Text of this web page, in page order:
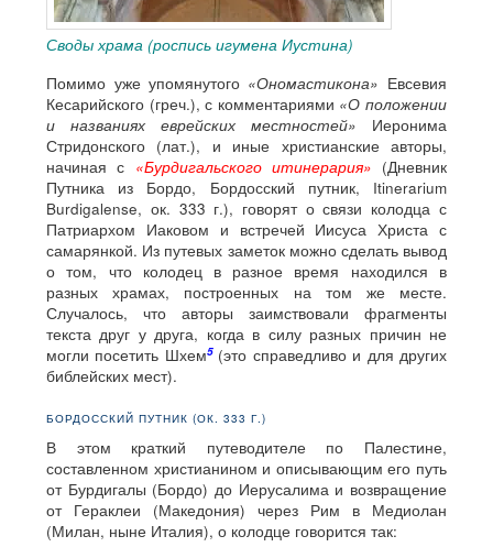
Своды храма (роспись игумена Иустина)
Помимо уже упомянутого «Ономастикона» Евсевия
Кесарийского (греч.), с комментариями «О положении
и названиях еврейских местностей» Иеронима
Стридонского (лат.), и иные христианские авторы,
начиная с «Бурдигальского итинерария» (Дневник
Путника из Бордо, Бордосский путник, Itinerarium
Burdigalense, ок. 333 г.), говорят о связи колодца с
Патриархом Иаковом и встречей Иисуса Христа с
самарянкой. Из путевых заметок можно сделать вывод
о том, что колодец в разное время находился в
разных храмах, построенных на том же месте.
Случалось, что авторы заимствовали фрагменты
текста друг у друга, когда в силу разных причин не
могли посетить Шхем5 (это справедливо и для других
библейских мест).
БОРДОССКИЙ ПУТНИК (ОК. 333 Г.)
В этом краткий путеводителе по Палестине,
составленном христианином и описывающим его путь
от Бурдигалы (Бордо) до Иерусалима и возвращение
от Гераклеи (Македония) через Рим в Медиолан
(Милан, ныне Италия), о колодце говорится так: